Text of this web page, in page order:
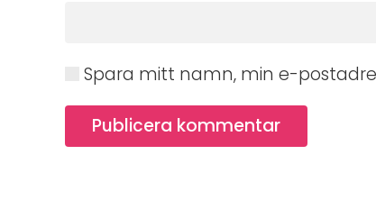
Spara mitt namn, min e-
Publicera kommentar